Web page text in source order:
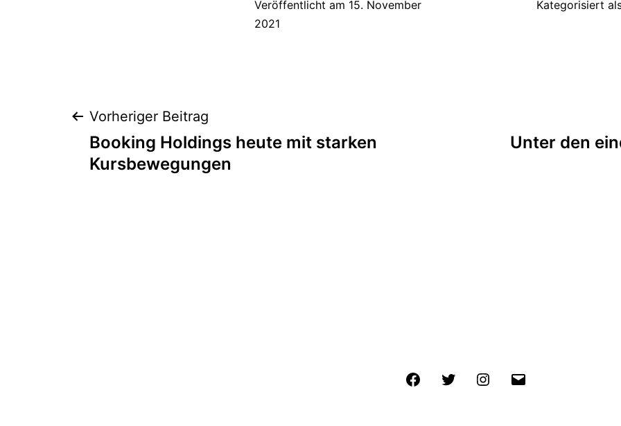
Veröffentlicht am 15. November
2021
Kategorisiert
Beitragsnavigation
Vorheriger Beitrag
Booking Holdings heute mit starken
Kursbewegungen
Unter den
FacebookTwitter Instagram